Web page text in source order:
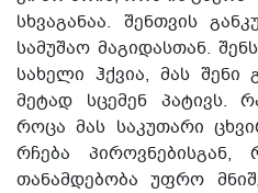
სხვაგანაა. შენთვის
სამუშაო მაგიდასთან.
სახელი ჰქვია, მას შენი
მეტად სცემენ პატივს.
როცა მას საკუთარი
რჩება
თანამდებობა უფრო